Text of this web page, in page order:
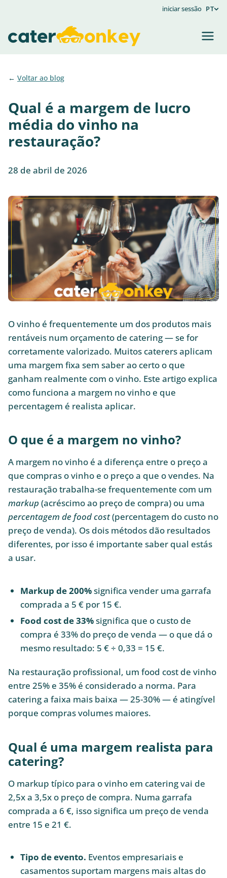
iniciar sessão PT
Voltar ao blog
Qual é a margem de lucro
média do vinho na
restauração?
28 de abril de 2026
O vinho é frequentemente um dos produtos mais
rentáveis num orçamento de catering — se for
corretamente valorizado. Muitos caterers aplicam
uma margem fixa sem saber ao certo o que
ganham realmente com o vinho. Este artigo explica
como funciona a margem no vinho e que
percentagem é realista aplicar.
O que é a margem no vinho?
A margem no vinho é a diferença entre o preço a
que compras o vinho e o preço a que o vendes. Na
restauração trabalha-se frequentemente com um
markup (acréscimo ao preço de compra) ou uma
percentagem de food cost(percentagem do custo no
preço de venda). Os dois métodos dão resultados
diferentes, por isso é importante saber qual estás
a usar.
Markup de 200%significa vender uma garrafa
comprada a 5 € por 15 €.
Food cost de 33%significa que o custo de
compra é 33% do preço de venda — o que dá o
mesmo resultado: 5 € ÷ 0,33 = 15 €.
Na restauração profissional, um food cost de vinho
entre 25% e 35% é considerado a norma. Para
catering a faixa mais baixa — 25-30% — é atingível
porque compras volumes maiores.
Qual é uma margem realista para
catering?
O markup típico para o vinho em catering vai de
2,5x a 3,5x o preço de compra. Numa garrafa
comprada a 6 €, isso significa um preço de venda
entre 15 e 21 €.
Tipo de evento. Eventos empresariais e
casamentos suportam margens mais altas do